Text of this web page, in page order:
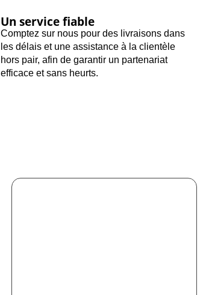
Un service fiable
Comptez sur nous pour des livraisons dans
les délais et une assistance à la clientèle
hors pair, afin de garantir un partenariat
efficace et sans heurts.